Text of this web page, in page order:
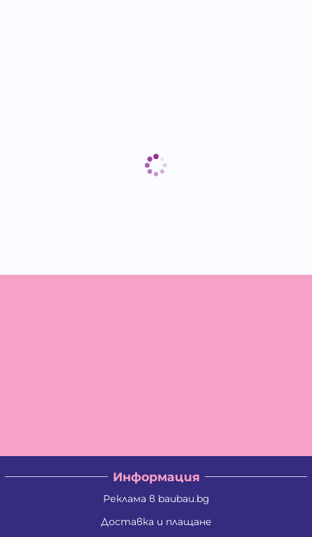
Информация
Реклама в baubau.bg
Доставка и плащане